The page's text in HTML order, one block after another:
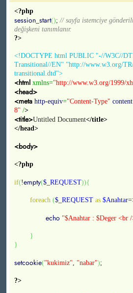
<?php
session_start();// sayfa istemciye
değişkeni tanımlanır.
?>
<!DOCTYPE html PUBLIC "-//W3C//
Transitional//EN" "http://www.w3.org/
transitional.dtd">
<html xmlns="http://www.w3.org/1999/
<head>
<meta http-equiv="Content-Type" content
8" />
<title>Untitled Document</title>
</head>
<body>
<?php
if(!empty($_REQUEST)){
foreach ($_REQUEST as $Anahtar
echo "$Anahtar : $Deger <br
}
}
setcookie("kukimiz", "nabar");
?>